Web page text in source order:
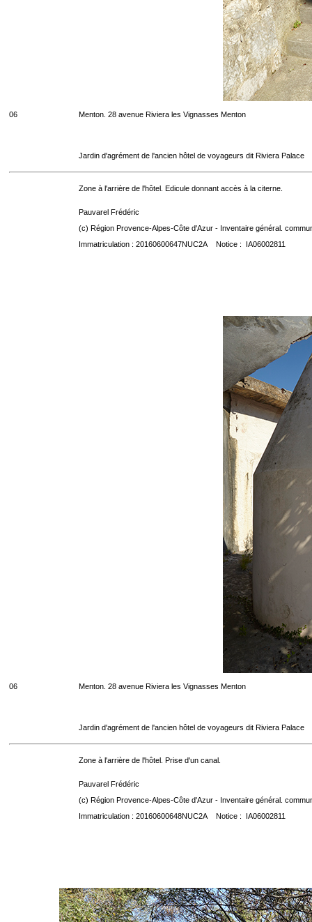
06 Menton. 28 avenue Riviera les Vignasses Menton
Jardin d'agrément de l'ancien hôtel de voyageurs dit Riviera Palace
Zone à l'arrière de l'hôtel. Edicule donnant accès à la citerne.
Pauvarel Frédéric
(c) Région Provence-Alpes-Côte d'Azur - Inventaire général.
Immatriculation : 20160600647NUC2A Notice : IA06002811
06 Menton. 28 avenue Riviera les Vignasses Menton
Jardin d'agrément de l'ancien hôtel de voyageurs dit Riviera Palace
Zone à l'arrière de l'hôtel. Prise d'un canal.
Pauvarel Frédéric
(c) Région Provence-Alpes-Côte d'Azur - Inventaire général.
Immatriculation : 20160600648NUC2A Notice : IA06002811